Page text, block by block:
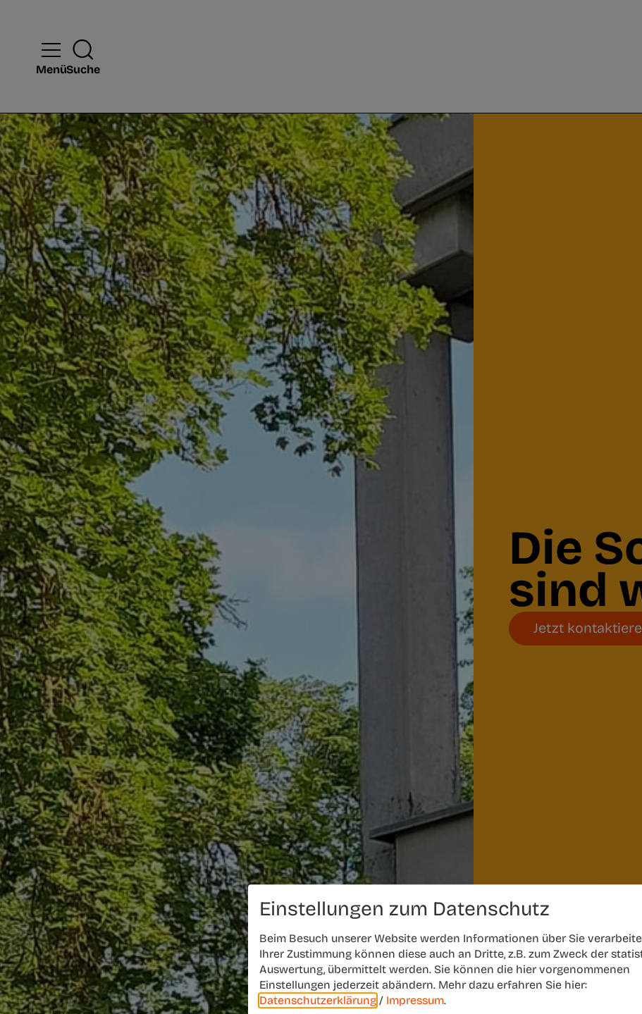
MenüSuche
Die
sind
Jetzt
Einstellungen zum Datenschutz
Beim Besuch unserer Website werden Informationen über Sie
Ihrer Zustimmung können diese auch an Dritte, z.B. zum Zweck der
Auswertung, übermittelt werden. Sie können die hier vorgenommenen
Einstellungen jederzeit abändern. Mehr dazu erfahren Sie hier:
Datenschutzerklärung / Impressum.